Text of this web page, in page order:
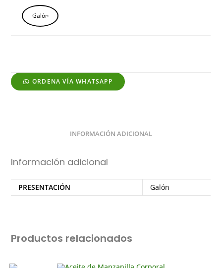
Galón
ORDENA VÍA WHATSAPP
INFORMACIÓN ADICIONAL
Información adicional
PRESENTACIÓN Galón
Productos relacionados